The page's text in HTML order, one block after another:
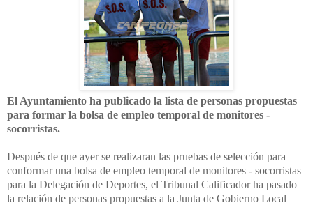
El Ayuntamiento ha publicado la lista de personas propuestas
para formar la bolsa de empleo temporal de monitores -
socorristas.
Después de que ayer se realizaran las pruebas de selección para
conformar una bolsa de empleo temporal de monitores - socorristas
para la Delegación de Deportes, el Tribunal Calificador ha pasado
la relación de personas propuestas a la Junta de Gobierno Local